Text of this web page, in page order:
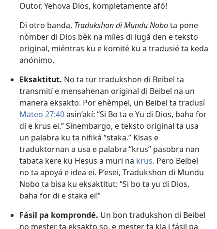
Outor, Yehova Dios, kompletamente afó!
Di otro banda, Tradukshon di Mundu Nobota pone
nòmber di Dios bèk na míles di lugá den e teksto
original, miéntras ku e komité ku a tradusié ta keda
anónimo.
Eksaktitut. No ta tur tradukshon di Beibel ta
transmití e mensahenan original di Beibel na un
manera eksakto. Por ehèmpel, un Beibel ta tradusí
Mateo 27:40asin’akí: “Si Bo ta e Yu di Dios, baha for
di e krus ei.” Sinembargo, e teksto original ta usa
un palabra ku ta nifiká “staka.” Kisas e
traduktornan a usa e palabra “krus” pasobra nan
tabata kere ku Hesus a muri na krus. Pero Beibel
no ta apoyá e idea ei. P’esei, Tradukshon di Mundu
Nobo ta bisa ku eksaktitut: “Si bo ta yu di Dios,
baha for di e staka ei!”
Fásil pa komprondé. Un bon tradukshon di Beibel
no mester ta eksakto so, e mester ta kla i fásil pa